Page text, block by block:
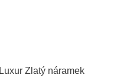
Luxur Zlatý náramek